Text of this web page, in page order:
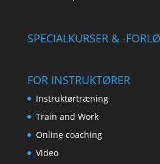
SPECIALKURSER & -
FOR INSTRUKTØRER
Instruktørtræning
Train and Work
Online coaching
Video